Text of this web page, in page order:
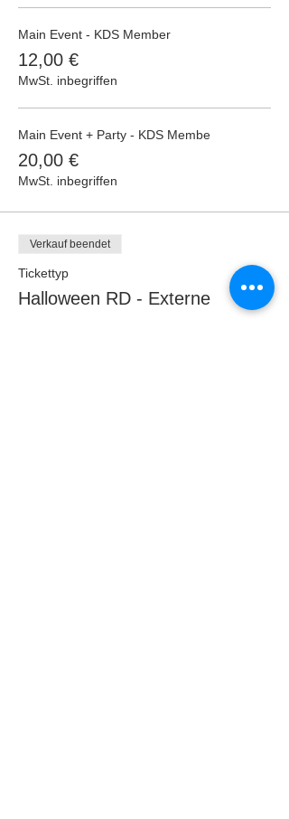
Main Event - KDS Member
12,00 €
MwSt. inbegriffen
Main Event + Party - KDS Membe
20,00 €
MwSt. inbegriffen
Verkauf beendet
Tickettyp
Halloween RD - Externe